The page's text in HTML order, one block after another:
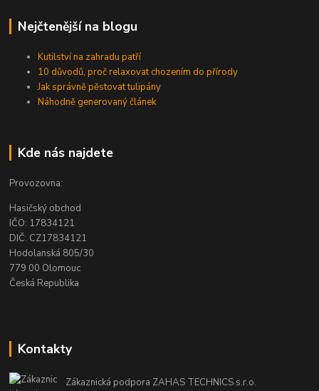
Nejčtenější na blogu
Kutilství na zahradu patří
10 důvodů, proč relaxovat chozením do přírody
Jak správně pěstovat tulipány
Náhodně generovaný článek
Kde nás najdete
Provozovna:
Hasičský obchod
IČO: 17834121
DIČ: CZ17834121
Hodolanská 805/30
779 00 Olomouc
Česká Republika
Kontakty
Zákaznická podpora ZAHAS TECHNICS s.r.o.